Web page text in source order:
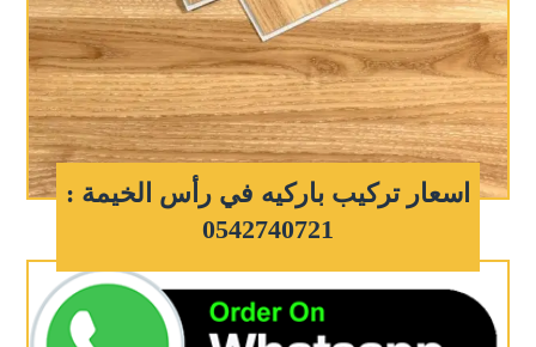
اسعار تركيب باركيه في رأس الخيمة :
0542740721